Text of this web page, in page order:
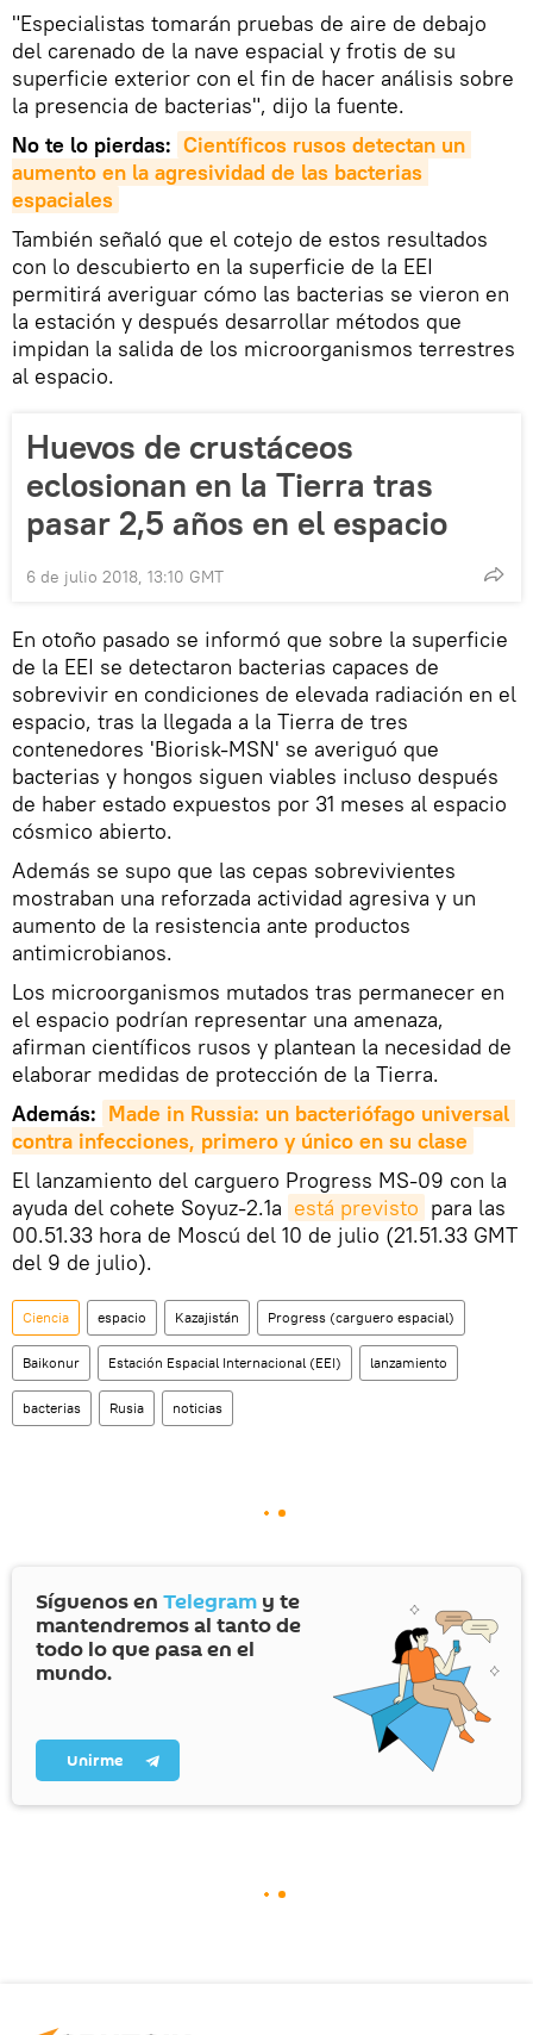
"Especialistas tomarán pruebas de aire de debajo
del carenado de la nave espacial y frotis de su
superficie exterior con el fin de hacer análisis sobre
la presencia de bacterias", dijo la fuente.
No te lo pierdas: Científicos rusos detectan un
aumento en la agresividad de las bacterias
espaciales
También señaló que el cotejo de estos resultados
con lo descubierto en la superficie de la EEI
permitirá averiguar cómo las bacterias se vieron en
la estación y después desarrollar métodos que
impidan la salida de los microorganismos terrestres
al espacio.
Huevos de crustáceos
eclosionan en la Tierra tras
pasar 2,5 años en el espacio
6 de julio 2018, 13:10 GMT
En otoño pasado se informó que sobre la superficie
de la EEI se detectaron bacterias capaces de
sobrevivir en condiciones de elevada radiación en el
espacio, tras la llegada a la Tierra de tres
contenedores 'Biorisk-MSN' se averiguó que
bacterias y hongos siguen viables incluso después
de haber estado expuestos por 31 meses al espacio
cósmico abierto.
Además se supo que las cepas sobrevivientes
mostraban una reforzada actividad agresiva y un
aumento de la resistencia ante productos
antimicrobianos.
Los microorganismos mutados tras permanecer en
el espacio podrían representar una amenaza,
afirman científicos rusos y plantean la necesidad de
elaborar medidas de protección de la Tierra.
Además: Made in Russia: un bacteriófago universal
contra infecciones, primero y único en su clase
El lanzamiento del carguero Progress MS-09 con la
ayuda del cohete Soyuz-2.1a está previsto para las
00.51.33 hora de Moscú del 10 de julio (21.51.33 GMT
del 9 de julio).
Ciencia espacio Kazajistán Progress (carguero espacial)
Baikonur Estación Espacial Internacional (EEI) lanzamiento
bacterias Rusia noticias
Síguenos en Telegram y te
mantendremos al tanto de
todo lo que pasa en el
mundo.
Unirme